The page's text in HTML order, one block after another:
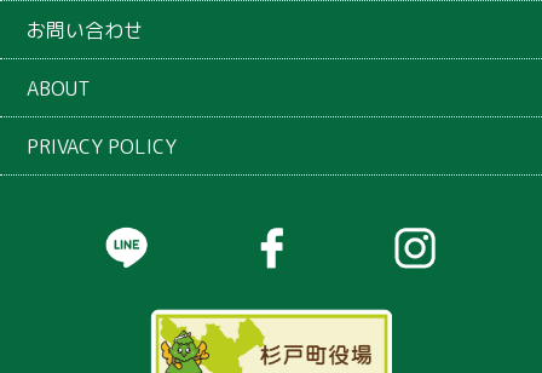
お問い合わせ
ABOUT
PRIVACY POLICY